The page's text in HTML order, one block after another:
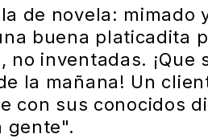
de novela: mimado
buena platicadita
inventadas. ¡Que
la mañana! Un
con sus conocidos
gente".